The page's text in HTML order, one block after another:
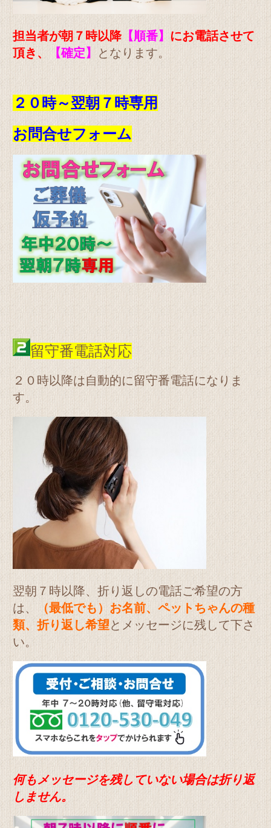
担当者が朝７時以降【順番】 にお電話させて
頂き、
【確定】 となります。
２０時～翌朝７時専用
お問合せフォーム
留守番電話対応
２０時以降は自動的に留守番電話になりま
す。
翌朝７時以降、折り返しの電話ご希望の方
は、
（最低でも）お名前、ペットちゃんの種
類、折り返し希望とメッセージに残して下さ
い。
何もメッセージを残していない場合は折り返
しません。